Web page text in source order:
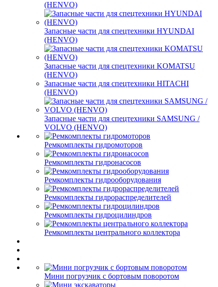
(HENVO)
Запасные части для спецтехники HYUNDAI
(HENVO)
Запасные части для спецтехники KOMATSU
(HENVO)
Запасные части для спецтехники HITACHI
(HENVO)
Запасные части для спецтехники SAMSUNG /
VOLVO (HENVO)
Ремкомплекты гидромоторов
Ремкомплекты гидронасосов
Ремкомплекты гидрооборудования
Ремкомплекты гидрораспределителей
Ремкомплекты гидроцилиндров
Ремкомплекты центрального коллектора
Мини погрузчик с бортовым поворотом